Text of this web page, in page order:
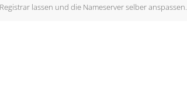
lassen und die Nameserver selber anspassen.